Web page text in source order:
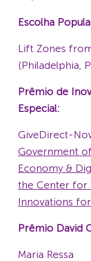
Escolha
Lift Zones
(Philadelphia,
Prêmio de
Especial:
GiveDirect-
Government
Economy &
the Center for
Innovations
Prêmio David
Maria Ressa